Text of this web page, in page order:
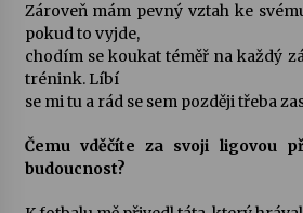
Zároveň mám pevný vztah ke
pokud to vyjde,
chodím se koukat téměř na každý
trénink. Líbí
se mi tu a rád se sem později třeba
Čemu vděčíte za svoji ligovou
budoucnost?